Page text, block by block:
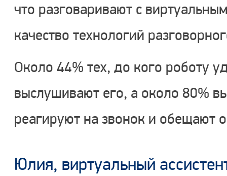
что разговаривают с
качество технологий
Около 44% тех, до кого роботу
выслушивают его, а около 80%
реагируют на звонок и обещают
Юлия, виртуальный